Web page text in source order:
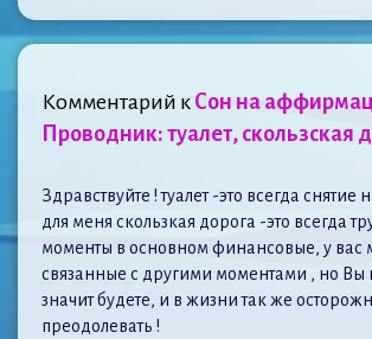
Комментарий к Сон на
Проводник: туалет, скользская
Здравствуйте ! туалет -это всегда снятие
для меня скользкая дорога -это всегда
моменты в основном финансовые, у вас
связанные с другими моментами , но Вы
значит будете, и в жизни так же
преодолевать !